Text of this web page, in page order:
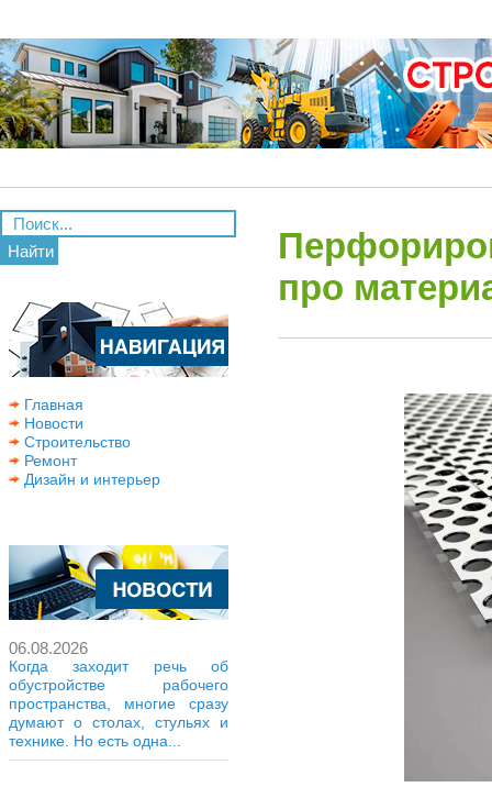
Найти
Главная
Новости
Строительство
Ремонт
Дизайн и интерьер
06.08.2026
Когда заходит речь об
обустройстве рабочего
пространства, многие сразу
думают о столах, стульях и
технике. Но есть одна...
про